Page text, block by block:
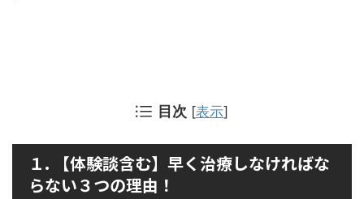
目次 [表示]
１. 【体験談含む】早く治療しなければな
らない３つの理由！